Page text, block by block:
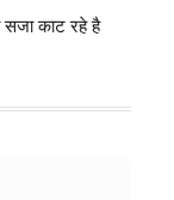
सजा काट रहे है